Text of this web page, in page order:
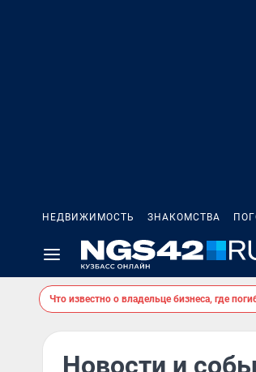
НЕДВИЖИМОСТЬ ЗНАКОМСТВА
Что известно о владельце бизнеса, где
Новости и